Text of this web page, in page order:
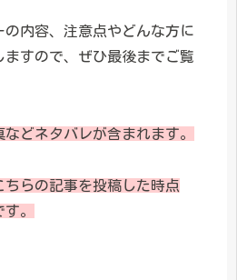
内容、注意点やどんな方に
ますので、ぜひ最後までご覧
どネタバレが含まれます。
らの記事を投稿した時点
。